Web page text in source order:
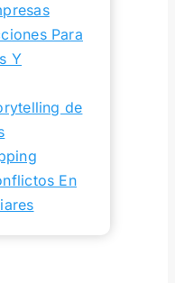
Para
Y
de
En